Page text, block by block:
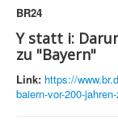
BR24
Y statt i:
zu "Bayern"
Link: https://
baiern-vor-200-